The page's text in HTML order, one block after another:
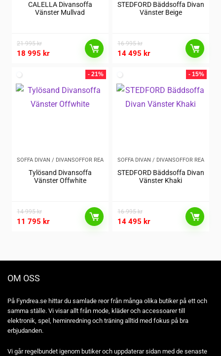
CALELLA Divansoffa
Vänster Mullvad
21 995kr
18 995 kr
STEDFORD Bäddsoffa Divan
Vänster Beige
16 995kr
14 495 kr
- 21%
SOFFA DIVAN / DIVANSOFFOR REA
Tylösand Divansoffa
Vänster Offwhite
14 995kr
11 795 kr
- 15%
SOFFA DIVAN / DIVANSOFFOR REA
STEDFORD Bäddsoffa Divan
Vänster Khaki
16 995kr
14 495 kr
OM OSS
På Fyndrea.se hittar du samlade reor från många olika butiker på ett och
samma ställe. Vi visar allt från mode, kläder och accessoarer till
elektronik, spel, heminredning och träning alltid med fokus på bra
erbjudanden.
Vi går regelbundet igenom butiker och uppdaterar sidan med de senaste